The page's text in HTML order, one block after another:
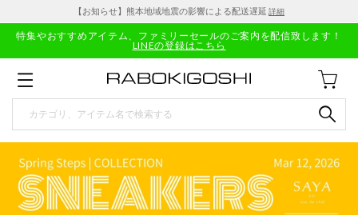
【お知らせ】熊本地域地震の影響による配送遅延 詳細
特集やおすすめアイテム、ファミリーセールのご案内を配信致します！
LINEの登録はこちら